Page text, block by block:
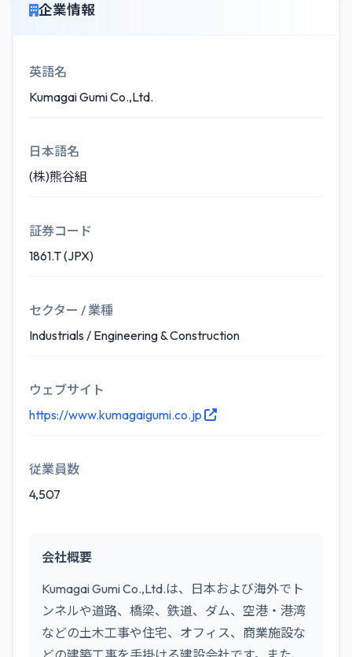
企業情報
英語名
Kumagai Gumi Co.,Ltd.
日本語名
(株)熊谷組
証券コード
1861.T (JPX)
セクター / 業種
Industrials / Engineering & Construction
ウェブサイト
https://www.kumagaigumi.co.jp
従業員数
4,507
会社概要
Kumagai Gumi Co.,Ltd.は、日本および海外でト
ンネルや道路、橋梁、鉄道、ダム、空港・港湾
などの土木工事や住宅、オフィス、商業施設な